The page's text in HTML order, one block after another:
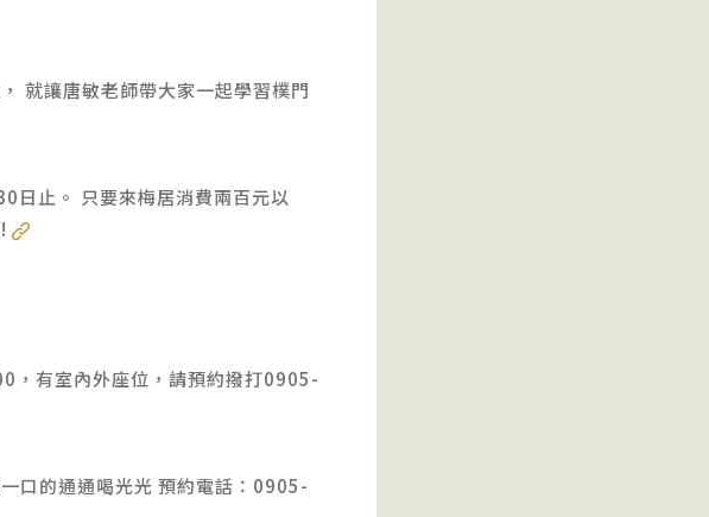
就讓唐敏老師帶大家一起學習樸門
日止。 只要來梅居消費兩百元以
，有室內外座位，請預約撥打0905-
口的通通喝光光 預約電話：0905-